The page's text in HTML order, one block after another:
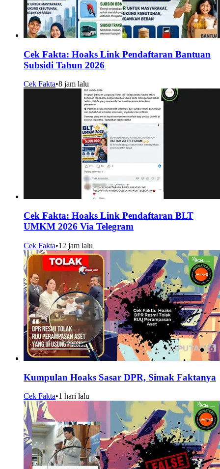
Cek Fakta: Hoaks Link Pendaftaran Bantuan
Subsidi Tahun 2026
Cek Fakta•8 jam lalu
Cek Fakta: Hoaks Link Pendaftaran BLT
UMKM 2026 Via Telegram
Cek Fakta•12 jam lalu
Kumpulan Hoaks Sasar DPR, Simak Faktanya
Cek Fakta•1 hari lalu